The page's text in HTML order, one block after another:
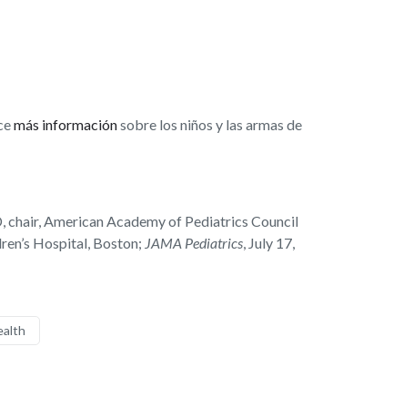
más informaciónsobre los niños y las armas de
chair, American Academy of Pediatrics Council
Hospital, Boston; JAMA Pediatrics, July 17,